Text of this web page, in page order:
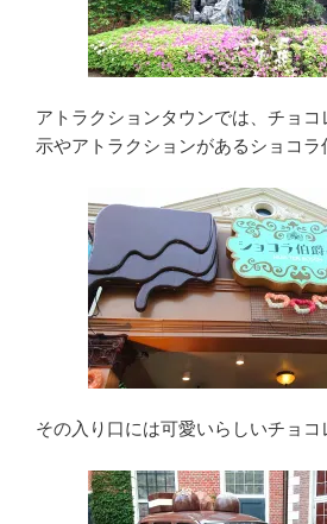
アトラクションタウンでは、チョ
示やアトラクションがあるショコラ
その入り口には可愛いらしいチョコ